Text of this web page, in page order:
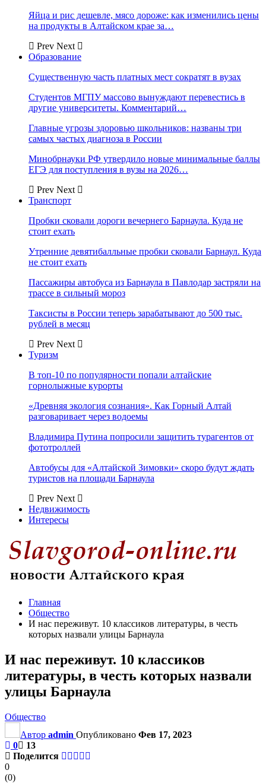
Яйца и рис дешевле, мясо дороже: как изменились цены
на продукты в Алтайском крае за…
Prev Next
Образование
Существенную часть платных мест сократят в вузах
Студентов МГПУ массово вынуждают перевестись в
другие университеты. Комментарий…
Главные угрозы здоровью школьников: названы три
самых частых диагноза в России
Минобрнауки РФ утвердило новые минимальные баллы
ЕГЭ для поступления в вузы на 2026…
Prev Next
Транспорт
Пробки сковали дороги вечернего Барнаула. Куда не
стоит ехать
Утренние девятибалльные пробки сковали Барнаул. Куда
не стоит ехать
Пассажиры автобуса из Барнаула в Павлодар застряли на
трассе в сильный мороз
Таксисты в России теперь зарабатывают до 500 тыс.
рублей в месяц
Prev Next
Туризм
В топ-10 по популярности попали алтайские
горнолыжные курорты
«Древняя экология сознания». Как Горный Алтай
разговаривает через водоемы
Владимира Путина попросили защитить турагентов от
фототроллей
Автобусы для «Алтайской Зимовки» скоро будут ждать
туристов на площади Барнаула
Prev Next
Недвижимость
Интересы
Главная
Общество
И нас переживут. 10 классиков литературы, в честь
которых назвали улицы Барнаула
И нас переживут. 10 классиков
литературы, в честь которых назвали
улицы Барнаула
Общество
Автор admin Опубликовано Фев 17, 2023
0
13
Поделится
0
(0)